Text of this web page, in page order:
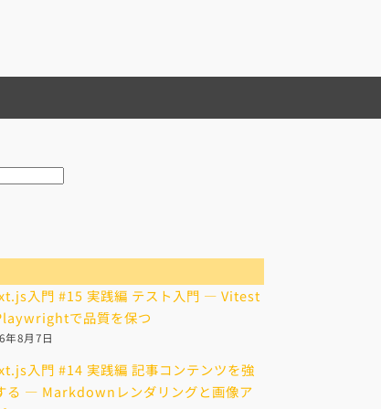
入門 #15 実践編 テスト入門 — Vitest
で品質を保つ
年8月7日
入門 #14 実践編 記事コンテンツを強
る — Markdownレンダリングと画像ア